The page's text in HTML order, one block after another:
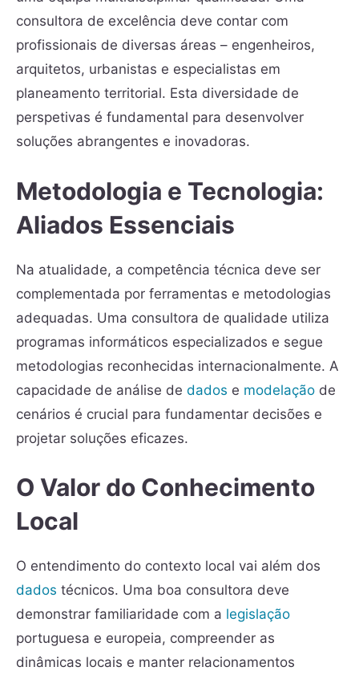
consultora de excelência deve contar com
profissionais de diversas áreas – engenheiros,
arquitetos, urbanistas e especialistas em
planeamento territorial. Esta diversidade de
perspetivas é fundamental para desenvolver
soluções abrangentes e inovadoras.
Metodologia e Tecnologia:
Aliados Essenciais
Na atualidade, a competência técnica deve ser
complementada por ferramentas e metodologias
adequadas. Uma consultora de qualidade utiliza
programas informáticos especializados e segue
metodologias reconhecidas internacionalmente. A
capacidade de análise de dados e modelação de
cenários é crucial para fundamentar decisões e
projetar soluções eficazes.
O Valor do Conhecimento
Local
O entendimento do contexto local vai além dos
dados técnicos. Uma boa consultora deve
demonstrar familiaridade com a legislação
portuguesa e europeia, compreender as
dinâmicas locais e manter relacionamentos